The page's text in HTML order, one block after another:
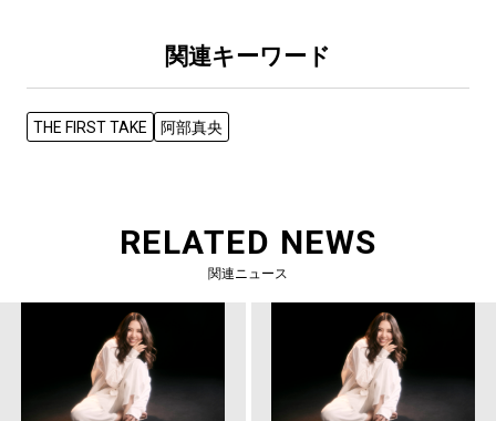
関連キーワード
THE FIRST TAKE 阿部真央
RELATED NEWS
関連ニュース